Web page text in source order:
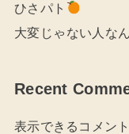
ひさパト
大変じゃない人な
Recent
表示できるコメン